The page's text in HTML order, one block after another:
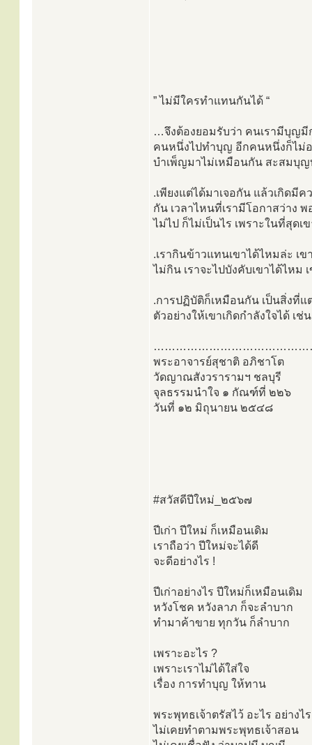
” ไม่มีใครทำแทนกันได้ “
…จึงต้องยอมรับว่า คนเรามีบุญมี
คนหนึ่งไปทำบุญ อีกคนหนึ่งก็ไม่อ
บำเพ็ญมาไม่เหมือนกัน สะสมบุ
.เพียงแต่ได้มาเจอกัน แล้วเกิดมี
กัน เวลาไหนที่เรามีโอกาสว่าง
ไม่ไป ก็ไม่เป็นไร เพราะในที่สุดเ
.เรากินข้าวแทนเขาได้ไหมล่ะ เข
ไม่กิน เราจะไปบังคับเขาได้ไหม
.การปฏิบัติก็เหมือนกัน เป็นสิ่งที่
ตัวอย่างให้เขาเกิดกำลังใจได้
พระอาจารย์สุชาติ อภิชาโต
วัดญาณสังวรารามฯ ชลบุรี
จุลธรรมนำใจ ๑ กัณฑ์ที่ ๒๒๖
วันที่ ๑๒ มิถุนายน ๒๕๔๘
#สวัสดีปีใหม่_๒๕๖๗
ปีเก่า ปีใหม่ ก็เหมือนเดิม
เราถือว่า ปีใหม่จะได้ดี
จะดีอย่างไร !
ปีเก่าอย่างไร ปีใหม่ก็เหมือนเดิม
หวังโชค หวังลาภ ก็จะลำบาก
ทำมาค้าขาย ทุกวัน ก็ลำบาก
เพราะอะไร ?
เพราะเราไม่ได้ใส่ใจ
เรื่อง การทำบุญ ให้ทาน
พระพุทธเจ้าตรัสไว้ อะไร อย่างไร
ไม่เคยทำตามพระพุทธเจ้าสอน